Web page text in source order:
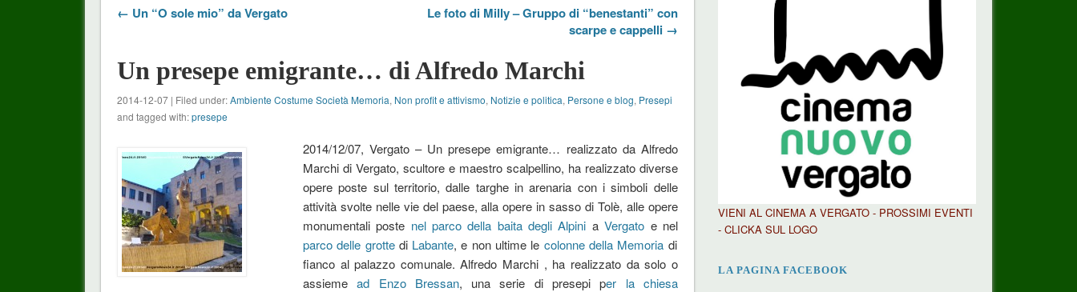
← Un “O sole mio” da Vergato
Le foto di Milly – Gruppo di “benestanti” con
scarpe e cappelli →
Un presepe emigrante… di Alfredo Marchi
2014-12-07 | Filed under:Ambiente Costume Società Memoria, Non profit e attivismo, Notizie e politica, Persone e blog, Presepi
and tagged with:presepe
2014/12/07, Vergato – Un presepe emigrante… realizzato da Alfredo
Marchi di Vergato, scultore e maestro scalpellino, ha realizzato diverse
opere poste sul territorio, dalle targhe in arenaria con i simboli delle
attività svolte nelle vie del paese, alla opere in sasso di Tolè, alle opere
monumentali poste nel parco della baita degli Alpini aVergato e nel
parco delle grottedi Labante, e non ultime le colonne della Memoria di
fianco al palazzo comunale. Alfredo Marchi , ha realizzato da solo o
assiemead Enzo Bressan, una serie di presepi per la chiesa
VIENI AL CINEMA A VERGATO - PROSSIMI EVENTI
- CLICKA SUL LOGO
LA PAGINA FACEBOOK